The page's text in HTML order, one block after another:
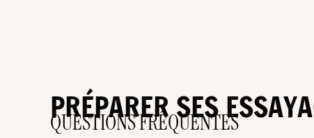
PRÉPARER SES
QUESTIONS FRÉQUENTES